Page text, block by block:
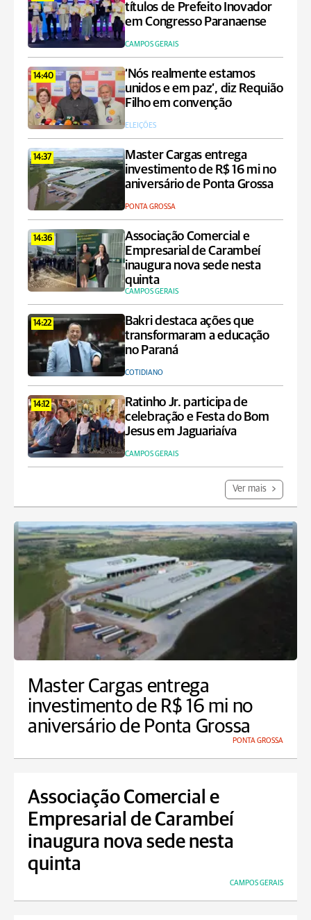
títulos de Prefeito Inovador
em Congresso Paranaense
CAMPOS GERAIS
14:40
‘Nós realmente estamos
unidos e em paz’, diz Requião
Filho em convenção
ELEIÇÕES
14:37
Master Cargas entrega
investimento de R$ 16 mi no
aniversário de Ponta Grossa
PONTA GROSSA
14:36
Associação Comercial e
Empresarial de Carambeí
inaugura nova sede nesta
quinta
CAMPOS GERAIS
14:22
Bakri destaca ações que
transformaram a educação
no Paraná
COTIDIANO
14:12
Ratinho Jr. participa de
celebração e Festa do Bom
Jesus em Jaguariaíva
CAMPOS GERAIS
Ver mais
Master Cargas entrega
investimento de R$ 16 mi no
aniversário de Ponta Grossa
PONTA GROSSA
Associação Comercial e
Empresarial de Carambeí
inaugura nova sede nesta
quinta
CAMPOS GERAIS